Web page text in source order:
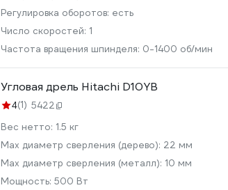
Регулировка оборотов: есть
Число скоростей: 1
Частота вращения шпинделя: 0-1400 об/мин
Угловая дрель Hitachi D10YB
4(1) 5422
Вес нетто: 1.5 кг
Мах диаметр сверления (дерево): 22 мм
Max диаметр сверления (металл): 10 мм
Мощность: 500 Вт